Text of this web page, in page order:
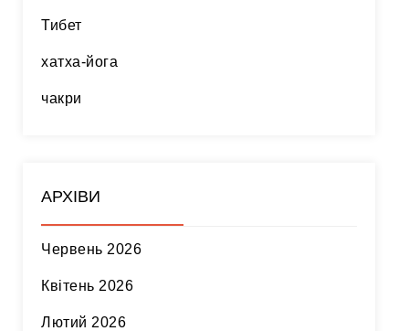
Тибет
хатха-йога
чакри
АРХІВИ
Червень 2026
Квітень 2026
Лютий 2026